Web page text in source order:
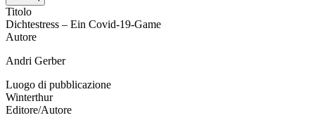
Titolo
Dichtestress – Ein Covid-19-Game
Autore
Andri Gerber
Luogo di pubblicazione
Winterthur
Editore/Autore